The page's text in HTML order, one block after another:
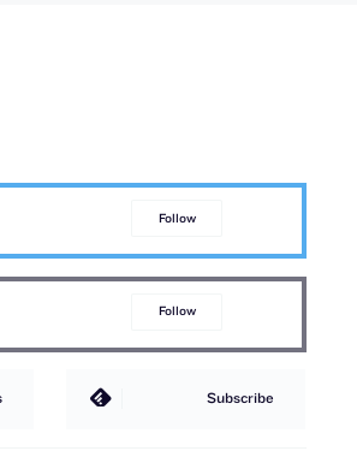
Follow
Follow
Subscribe